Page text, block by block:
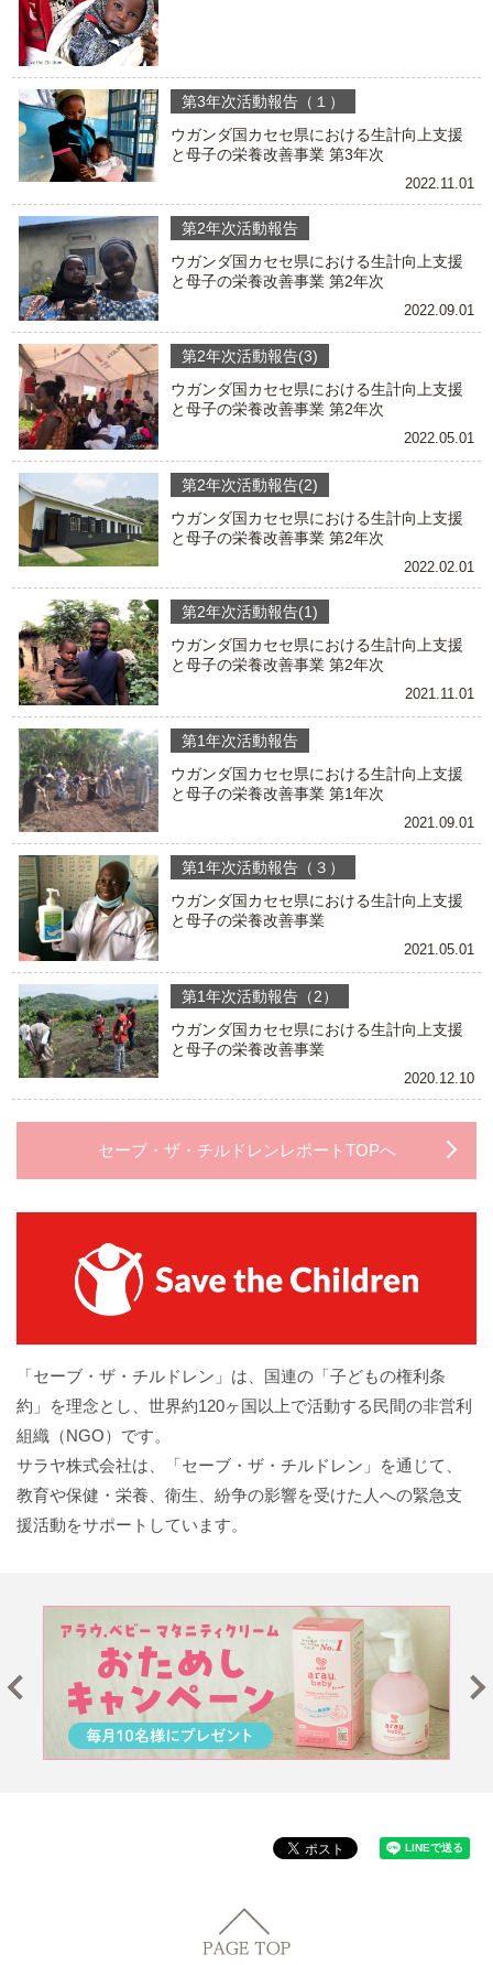
第3年次活動報告（１）
ウガンダ国カセセ県における生計向上支援
と母子の栄養改善事業 第3年次
2022.11.01
第2年次活動報告
ウガンダ国カセセ県における生計向上支援
と母子の栄養改善事業 第2年次
2022.09.01
第2年次活動報告(3)
ウガンダ国カセセ県における生計向上支援
と母子の栄養改善事業 第2年次
2022.05.01
第2年次活動報告(2)
ウガンダ国カセセ県における生計向上支援
と母子の栄養改善事業 第2年次
2022.02.01
第2年次活動報告(1)
ウガンダ国カセセ県における生計向上支援
と母子の栄養改善事業 第2年次
2021.11.01
第1年次活動報告
ウガンダ国カセセ県における生計向上支援
と母子の栄養改善事業 第1年次
2021.09.01
第1年次活動報告（３）
ウガンダ国カセセ県における生計向上支援
と母子の栄養改善事業
2021.05.01
第1年次活動報告（2）
ウガンダ国カセセ県における生計向上支援
と母子の栄養改善事業
2020.12.10
セーブ・ザ・チルドレンレポートTOPへ
「セーブ・ザ・チルドレン」は、国連の「子どもの権利条
約」を理念とし、世界約120ヶ国以上で活動する民間の非営利
組織（NGO）です。
サラヤ株式会社は、「セーブ・ザ・チルドレン」を通じて、
教育や保健・栄養、衛生、紛争の影響を受けた人への緊急支
援活動をサポートしています。